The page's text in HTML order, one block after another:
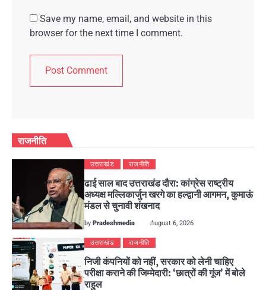
Save my name, email, and website in this
browser for the next time I comment.
राजनीति
उत्तराखंड राजनीति
ढाई साल बाद उत्तराखंड दौरा: कांग्रेस राष्ट्रीय
अध्यक्ष मल्लिकार्जुन खरगे का हल्द्वानी आगमन, कुमाऊं
मंडल से चुनावी शंखनाद
by Pradeshmedia August 6, 2026
उत्तराखंड राजनीति
निजी कंपनियों को नहीं, सरकार को लेनी चाहिए
परीक्षा कराने की जिम्मेदारी: ‘छात्रों की गूंज’ में बोले
राहुल